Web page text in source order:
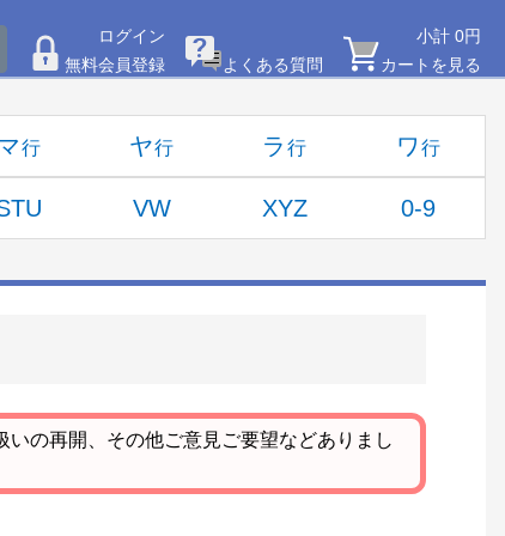
ログイン
無料会員登録
よくある質問
小計 0円
カートを見る
ヤ ラ ワ
VW XYZ 0-9
の再開、その他ご意見ご要望などありまし